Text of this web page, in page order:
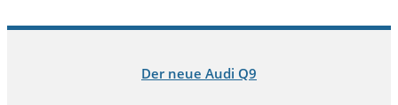
Der neue Audi Q9